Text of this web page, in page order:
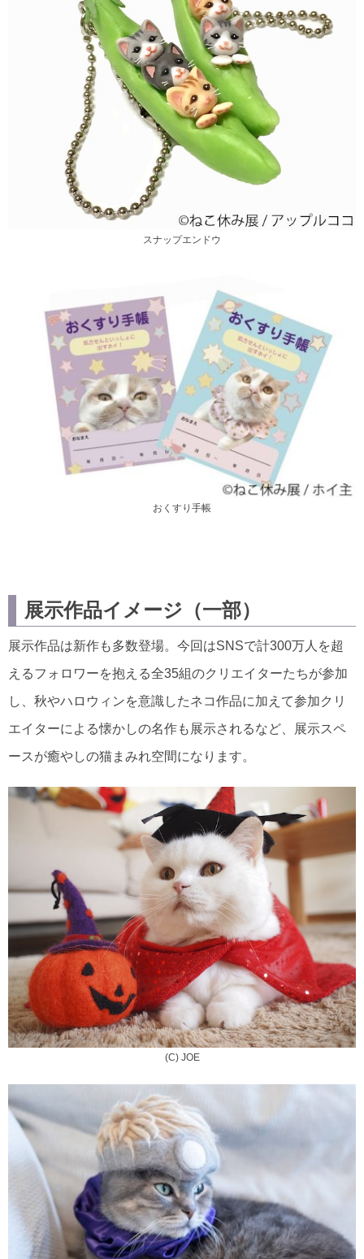
スナップエンドウ
おくすり手帳
展示作品イメージ（一部）
展示作品は新作も多数登場。今回はSNSで計300万人を超
えるフォロワーを抱える全35組のクリエイターたちが参加
し、秋やハロウィンを意識したネコ作品に加えて参加クリ
エイターによる懐かしの名作も展示されるなど、展示スペ
ースが癒やしの猫まみれ空間になります。
(C) JOE